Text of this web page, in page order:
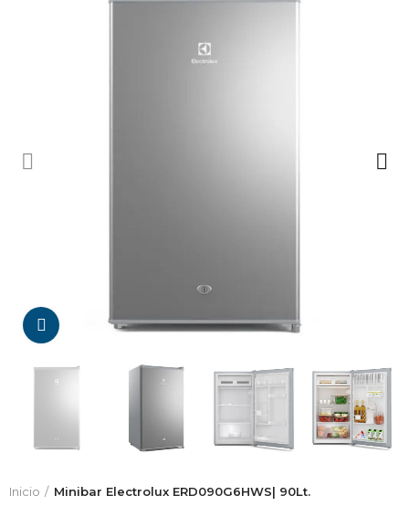
Da click para agrandar
Inicio Minibar Electrolux ERD090G6HWS| 90Lt.